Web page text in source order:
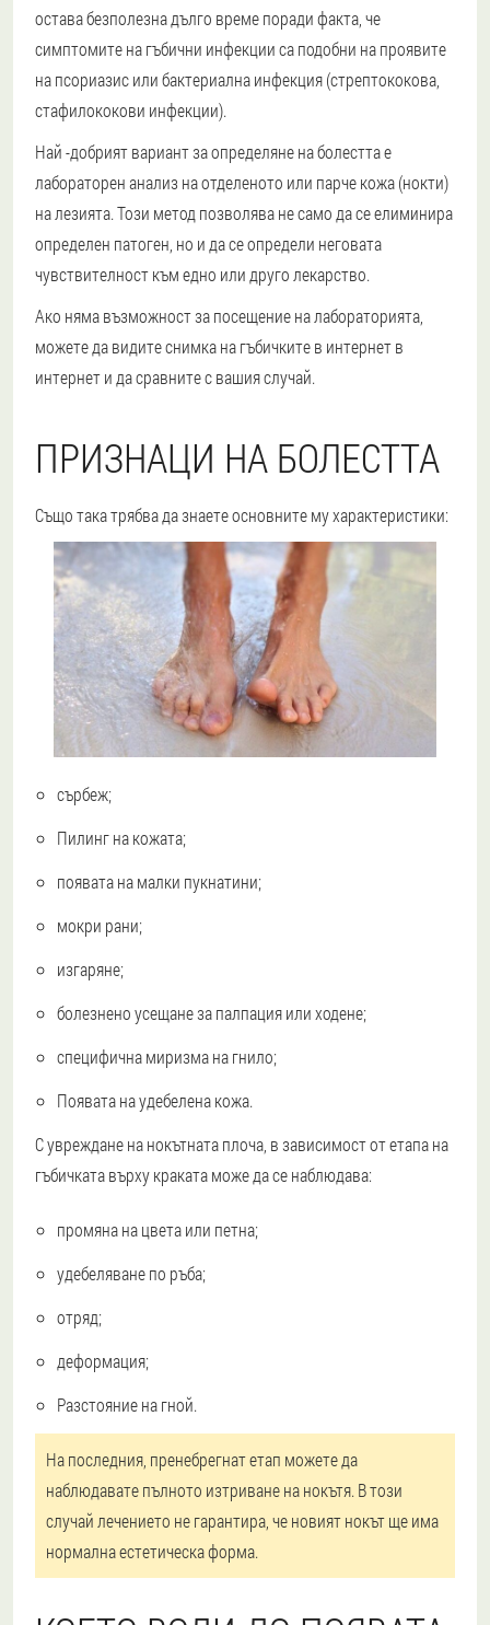
остава безполезна дълго време поради факта, че
симптомите на гъбични инфекции са подобни на проявите
на псориазис или бактериална инфекция (стрептококова,
стафилококови инфекции).
Най -добрият вариант за определяне на болестта е
лабораторен анализ на отделеното или парче кожа (нокти)
на лезията. Този метод позволява не само да се елиминира
определен патоген, но и да се определи неговата
чувствителност към едно или друго лекарство.
Ако няма възможност за посещение на лабораторията,
можете да видите снимка на гъбичките в интернет в
интернет и да сравните с вашия случай.
ПРИЗНАЦИ НА БОЛЕСТТА
Също така трябва да знаете основните му характеристики:
сърбеж;
Пилинг на кожата;
появата на малки пукнатини;
мокри рани;
изгаряне;
болезнено усещане за палпация или ходене;
специфична миризма на гнило;
Появата на удебелена кожа.
С увреждане на нокътната плоча, в зависимост от етапа на
гъбичката върху краката може да се наблюдава:
промяна на цвета или петна;
удебеляване по ръба;
отряд;
деформация;
Разстояние на гной.
На последния, пренебрегнат етап можете да
наблюдавате пълното изтриване на нокътя. В този
случай лечението не гарантира, че новият нокът ще има
нормална естетическа форма.